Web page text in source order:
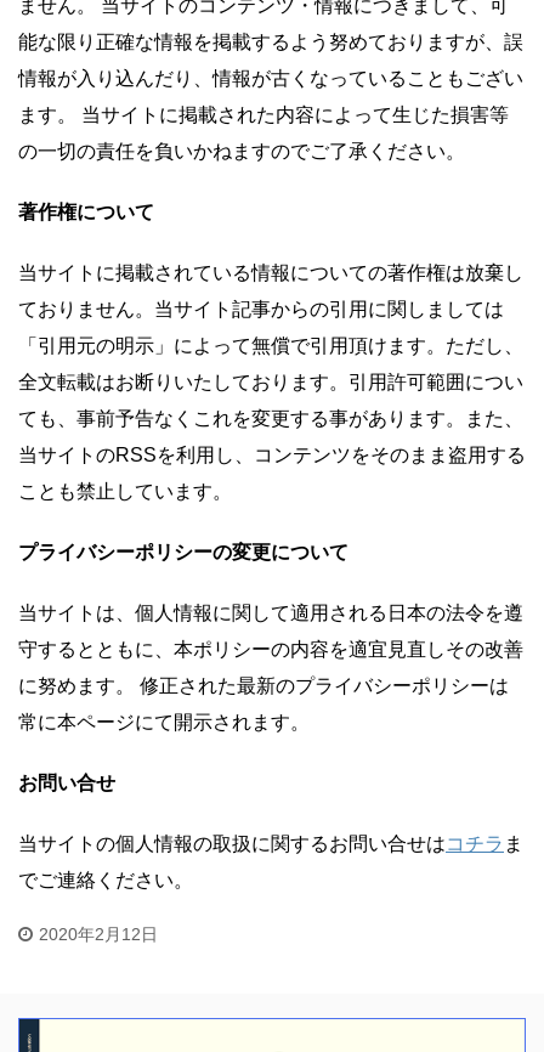
ません。 当サイトのコンテンツ・情報につきまして、可
能な限り正確な情報を掲載するよう努めておりますが、誤
情報が入り込んだり、情報が古くなっていることもござい
ます。 当サイトに掲載された内容によって生じた損害等
の一切の責任を負いかねますのでご了承ください。
著作権について
当サイトに掲載されている情報についての著作権は放棄し
ておりません。当サイト記事からの引用に関しましては
「引用元の明示」によって無償で引用頂けます。ただし、
全文転載はお断りいたしております。引用許可範囲につい
ても、事前予告なくこれを変更する事があります。また、
当サイトのRSSを利用し、コンテンツをそのまま盗用する
ことも禁止しています。
プライバシーポリシーの変更について
当サイトは、個人情報に関して適用される日本の法令を遵
守するとともに、本ポリシーの内容を適宜見直しその改善
に努めます。 修正された最新のプライバシーポリシーは
常に本ページにて開示されます。
お問い合せ
当サイトの個人情報の取扱に関するお問い合せはコチラ ま
でご連絡ください。
2020年2月12日